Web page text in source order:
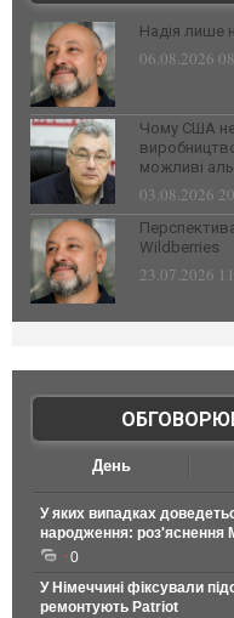
Надія лише
06.08.2026
Чому США не
можливі
03.08.2026
Wildberries
23.07.2026
День
У яких випадках
народження: роз'яснення
0
У Німеччині фіксували
ремонтують Patriot